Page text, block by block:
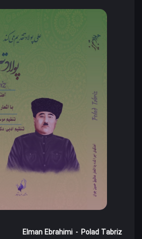
Elman Ebrahimi - Polad Tabriz